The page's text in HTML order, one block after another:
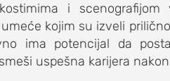
i
kojim su izveli
ima potencijal da
uspešna karijera